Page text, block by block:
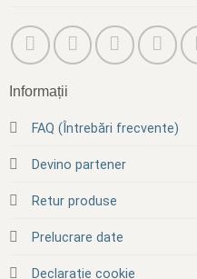
Informații
FAQ (Întrebări frecvente)
Devino partener
Retur produse
Prelucrare date
Declarație cookie